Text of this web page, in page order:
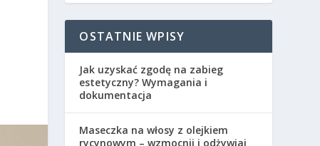
OSTATNIE WPISY
Jak uzyskać zgodę na zabieg
estetyczny? Wymagania i
dokumentacja
Maseczka na włosy z olejkiem
rycynowym – wzmocnij i odżywiaj